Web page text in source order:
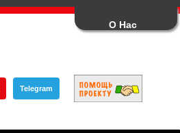
О Нас
Telegram